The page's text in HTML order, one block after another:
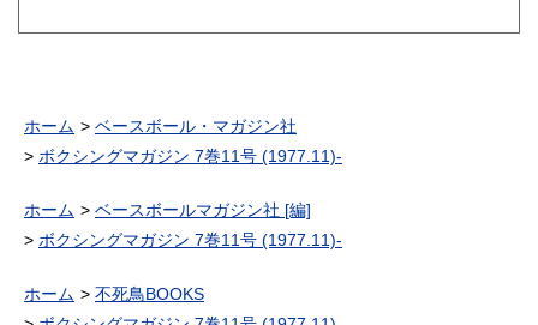
ホーム
ベースボール・マガジン社
ボクシングマガジン 7巻11号 (1977.11)-
ホーム
ベースボールマガジン社 [編]
ボクシングマガジン 7巻11号 (1977.11)-
ホーム
不死鳥BOOKS